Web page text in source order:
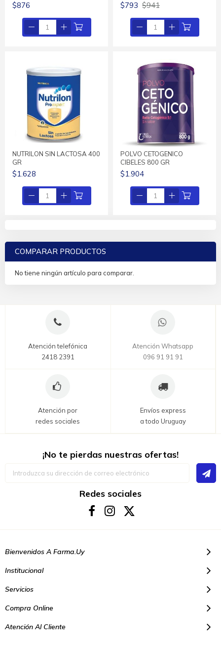
$876 $793 $941
NUTRILON SIN LACTOSA 400
GR
$1.628
POLVO CETOGENICO
CIBELES 800 GR
$1.904
COMPARAR PRODUCTOS
No tiene ningún artículo para comparar.
Atención telefónica
2418 2391
Atención Whatsapp
096 91 91 91
Atención por
redes sociales
Envíos express
a todo Uruguay
¡No te pierdas nuestras ofertas!
Redes sociales
Bienvenidos A Farma.uy
Institucional
Servicios
Compra Online
Atención Al Cliente